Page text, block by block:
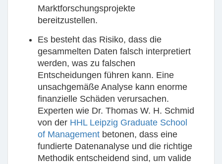
Marktforschungsprojekte
bereitzustellen.
Es besteht das Risiko, dass die
gesammelten Daten falsch interpretiert
werden, was zu falschen
Entscheidungen führen kann. Eine
unsachgemäße Analyse kann enorme
finanzielle Schäden verursachen.
Experten wie Dr. Thomas W. H. Schmid
von der HHL Leipzig Graduate School
of Management betonen, dass eine
fundierte Datenanalyse und die richtige
Methodik entscheidend sind, um valide